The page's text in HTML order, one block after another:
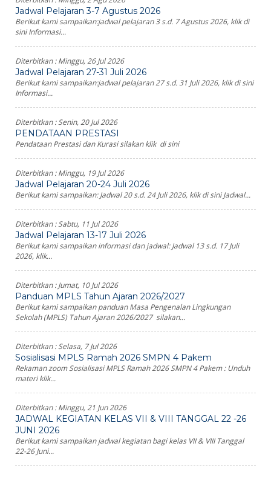
Jadwal Pelajaran 3-7 Agustus 2026
Berikut kami sampaikan:jadwal pelajaran 3 s.d. 7 Agustus 2026, klik di
sini Informasi...
Diterbitkan :Minggu, 26 Jul 2026
Jadwal Pelajaran 27-31 Juli 2026
Berikut kami sampaikan:jadwal pelajaran 27 s.d. 31 Juli 2026, klik di sini
Informasi...
Diterbitkan :Senin, 20 Jul 2026
PENDATAAN PRESTASI
Pendataan Prestasi dan Kurasi silakan klik di sini
Diterbitkan :Minggu, 19 Jul 2026
Jadwal Pelajaran 20-24 Juli 2026
Berikut kami sampaikan: Jadwal 20 s.d. 24 Juli 2026, klik di sini Jadwal...
Diterbitkan :Sabtu, 11 Jul 2026
Jadwal Pelajaran 13-17 Juli 2026
Berikut kami sampaikan informasi dan jadwal: Jadwal 13 s.d. 17 Juli
2026, klik...
Diterbitkan :Jumat, 10 Jul 2026
Panduan MPLS Tahun Ajaran 2026/2027
Berikut kami sampaikan panduan Masa Pengenalan Lingkungan
Sekolah (MPLS) Tahun Ajaran 2026/2027 silakan...
Diterbitkan :Selasa, 7 Jul 2026
Sosialisasi MPLS Ramah 2026 SMPN 4 Pakem
Rekaman zoom Sosialisasi MPLS Ramah 2026 SMPN 4 Pakem : Unduh
materi klik...
Diterbitkan :Minggu, 21 Jun 2026
JADWAL KEGIATAN KELAS VII & VIII TANGGAL 22 -26
JUNI 2026
Berikut kami sampaikan jadwal kegiatan bagi kelas VII & VIII Tanggal
22-26 Juni...